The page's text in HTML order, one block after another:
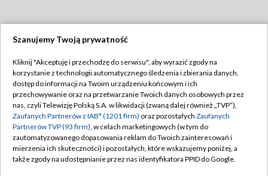
TVP
Abonament TVP
Emisja w TVP
Centrum informacji TVP
Naziemna Telewizja Cyfrowa
Regulamin TVP
Polityka prywatności
Moje zgody
Pomoc
Szanujemy Twoją prywatność
Kliknij "Akceptuję i przechodzę do serwisu", aby wyrazić zgody na
korzystanie z technologii automatycznego śledzenia i zbierania danych,
dostęp do informacji na Twoim urządzeniu końcowym i ich
przechowywanie oraz na przetwarzanie Twoich danych osobowych przez
nas, czyli Telewizję Polską S.A. w likwidacji (zwaną dalej również „TVP”),
Zaufanych Partnerów z IAB* (1201 firm) oraz pozostałych Zaufanych
Partnerów TVP (93 firm), w celach marketingowych (w tym do
zautomatyzowanego dopasowania reklam do Twoich zainteresowań i
mierzenia ich skuteczności) i pozostałych, które wskazujemy poniżej, a
także zgody na udostępnianie przez nas identyfikatora PPID do Google.